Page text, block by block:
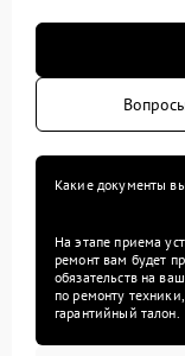
Какие документы
На этапе приема
ремонт вам будет
обязательств на
по ремонту
гарантийный талон.